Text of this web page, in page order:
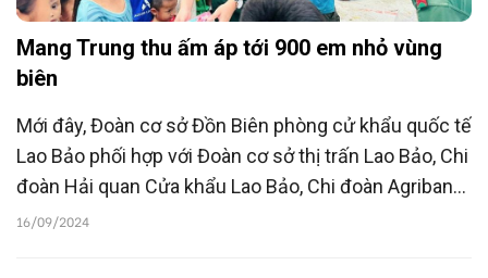
Mang Trung thu ấm áp tới 900 em nhỏ vùng
biên
Mới đây, Đoàn cơ sở Đồn Biên phòng cử khẩu quốc tế
Lao Bảo phối hợp với Đoàn cơ sở thị trấn Lao Bảo, Chi
đoàn Hải quan Cửa khẩu Lao Bảo, Chi đoàn Agribank
tổ chức chương trình Tết Trung thu, trao phần quà
16/09/2024